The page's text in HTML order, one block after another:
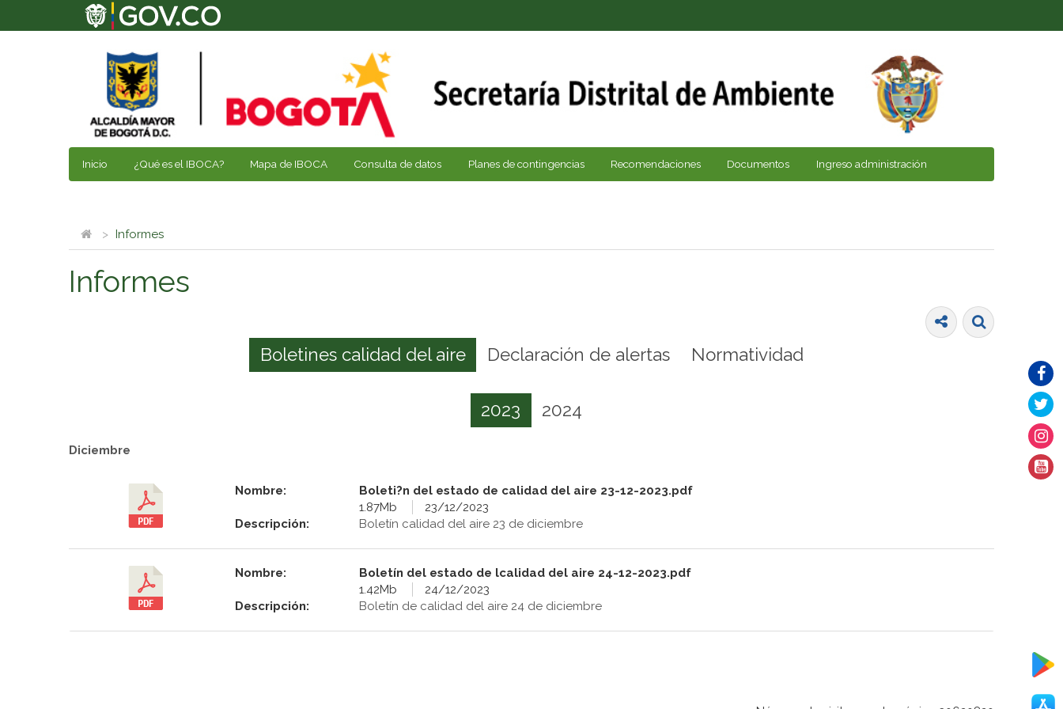
Inicio ¿Qué es el IBOCA? Mapa de IBOCA Consulta de datos Planes de contingencias Recomendaciones Documentos Ingreso administración
Informes
Informes
Boletines calidad del aire Declaración de alertas Normatividad
2023 2024
Diciembre
Nombre:
Boleti?n del estado de calidad del aire 23-12-2023.pdf
1.87Mb
23/12/2023
Descripción:
Boletín calidad del aire 23 de diciembre
Nombre:
Boletín del estado de lcalidad del aire 24-12-2023.pdf
1.42Mb
24/12/2023
Descripción:
Boletín de calidad del aire 24 de diciembre